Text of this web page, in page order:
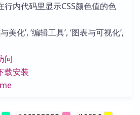
行内代码里显示CSS颜色值的色
美化’, ‘编辑工具’, ‘图表与可视化’,
问
载安装